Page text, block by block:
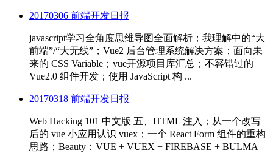
20170306 前端开发日报
javascript学习全角度思维导图全面解析；我理解中的“大
前端”/“大无线”；Vue2 后台管理系统解决方案；面向未
来的 CSS Variable；vue开源项目库汇总；不容错过的
Vue2.0 组件开发；使用 JavaScript 构 ...
20170318 前端开发日报
Web Hacking 101 中文版 五、HTML 注入；从一个改写
后的 vue 小应用认识 vuex；一个 React Form 组件的重构
思路；Beauty：VUE + VUEX + FIREBASE + BULMA